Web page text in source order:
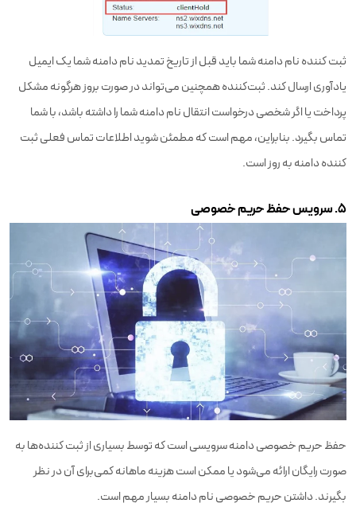
ثبت کننده نام دامنه شما باید قبل از تاریخ تمدید نام دامنه شما یک ایمیل
یادآوری ارسال کند. ثبت‌کننده همچنین می‌تواند در صورت بروز هرگونه مشکل
پرداخت یا اگر شخصی درخواست انتقال نام دامنه شما را داشته باشد، با شما
تماس بگیرد. بنابراین، مهم است که مطمئن شوید اطلاعات تماس فعلی ثبت
کننده دامنه به روز است.
۵. سرویس حفظ حریم خصوصی
حفظ حریم خصوصی دامنه سرویسی است که توسط بسیاری از ثبت کننده‌ها به
صورت رایگان ارائه می‌شود یا ممکن است هزینه ماهانه کمی‌برای آن در نظر
بگیرند. داشتن حریم خصوصی نام دامنه بسیار مهم است.